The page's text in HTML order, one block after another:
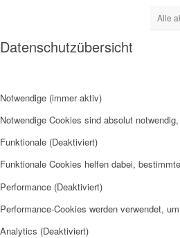
Alle
Datenschutzübersicht
Notwendige (immer aktiv)
Notwendige Cookies sind absolut
Funktionale (Deaktiviert)
Funktionale Cookies helfen dabei,
Performance (Deaktiviert)
Performance-Cookies werden verwendet,
Analytics (Deaktiviert)